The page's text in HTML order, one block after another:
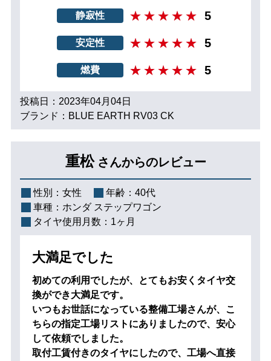
静寂性 5
安定性 5
燃費 5
投稿日：2023年04月04日
ブランド：BLUE EARTH RV03 CK
重松 さんからのレビュー
性別： 女性 年齢： 40代
車種： ホンダ ステップワゴン
タイヤ使用月数： 1ヶ月
大満足でした
初めての利用でしたが、とてもお安くタイヤ交
換ができ大満足です。
いつもお世話になっている整備工場さんが、こ
ちらの指定工場リストにありましたので、安心
して依頼でしました。
取付工賃付きのタイヤにしたので、工場へ直接